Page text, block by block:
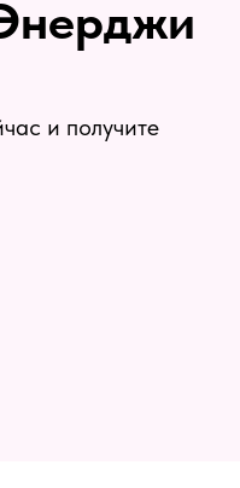
и получите